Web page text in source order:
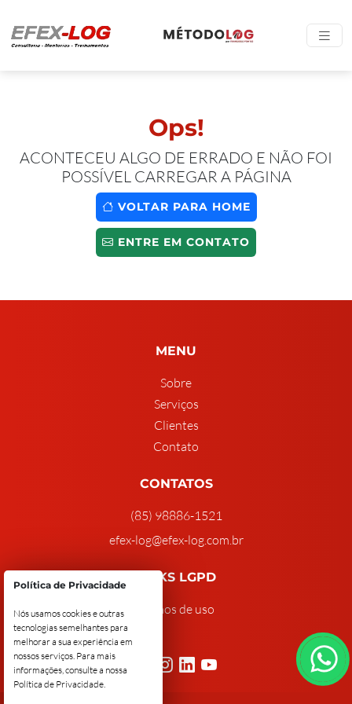
Ops!
ACONTECEU ALGO DE ERRADO E NÃO FOI
POSSÍVEL CARREGAR A PÁGINA
VOLTAR PARA HOME
ENTRE EM CONTATO
MENU
Sobre
Serviços
Clientes
Contato
CONTATOS
(85) 98886-1521
efex-log@efex-log.com.br
LINKS LGPD
Termos de uso
Política de Privacidade
Nós usamos cookies e outras
tecnologias semelhantes para
melhorar a sua experiência em
nossos serviços. Para mais
informações, consulte a nossa
Política de Privacidade.